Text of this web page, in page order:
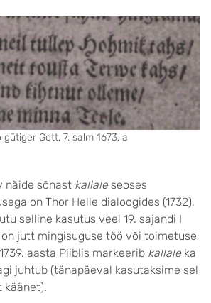
gütiger Gott, 7. salm 1673. a
näide sõnast kallaleseoses
on Thor Helle dialoogides (1732),
selline kasutus veel 19. sajandi I
jutt mingisuguse töö või toimetuse
aasta Piiblis markeerib kallaleka
juhtub (tänapäeval kasutaksime sel
käänet).